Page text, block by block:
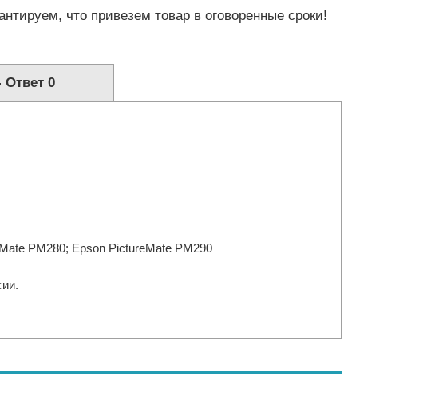
что привезем товар в оговоренные сроки!
Ответ0
PM280; Epson PictureMate PM290